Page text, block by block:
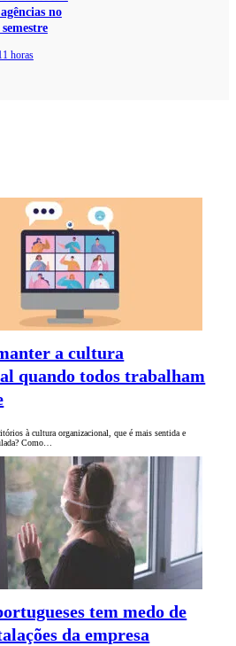
no
semestre
horas
a cultura
quando todos trabalham
à cultura organizacional, que é mais sentida e
Como…
tem medo de
da empresa